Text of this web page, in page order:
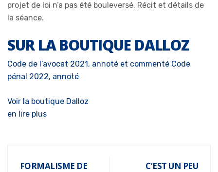
projet de loi n’a pas été bouleversé. Récit et détails de
la séance.
SUR LA BOUTIQUE DALLOZ
Code de l’avocat 2021, annoté et commenté Code
pénal 2022, annoté
Voir la boutique Dalloz
en lire plus
FORMALISME DE
C’EST UN PEU